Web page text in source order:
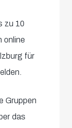
zu 10
online
für
Gruppen
das